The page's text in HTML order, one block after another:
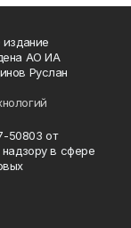
АО ИА
Руслан
50803 от
в сфере